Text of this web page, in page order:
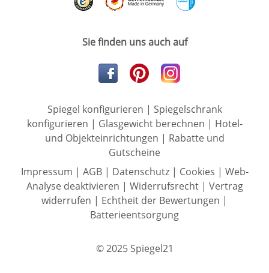
Sie finden uns auch auf
Spiegel konfigurieren | Spiegelschrank
konfigurieren | Glasgewicht berechnen | Hotel-
und Objekteinrichtungen | Rabatte und
Gutscheine
Impressum | AGB| Datenschutz| Cookies | Web-
Analyse deaktivieren | Widerrufsrecht| Vertrag
widerrufen | Echtheit der Bewertungen |
Batterieentsorgung
© 2025 Spiegel21